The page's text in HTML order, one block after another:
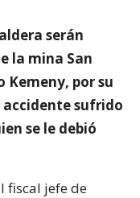
serán
la mina San
Kemeny, por su
accidente sufrido
se le debió
fiscal jefe de